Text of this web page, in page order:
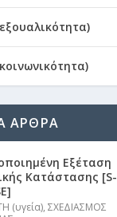
ΑΡΘΡΑ
Εξέταση
Κατάστασης [S-
(υγεία),ΣΧΕΔΙΑΣΜΟΣ